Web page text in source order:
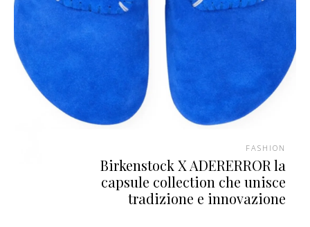
FASHION
Birkenstock X ADERERROR la
capsule collection che unisce
tradizione e innovazione